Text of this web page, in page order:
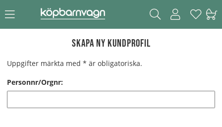
Skapa ny kundprofil
Uppgifter märkta med * är obligatoriska.
Personnr/Orgnr: